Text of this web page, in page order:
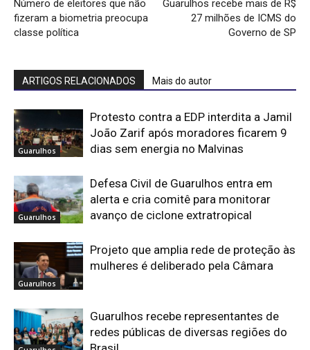
Número de eleitores que não
fizeram a biometria preocupa
classe política
Guarulhos recebe mais de R$
27 milhões de ICMS do
Governo de SP
ARTIGOS RELACIONADOS Mais do autor
Guarulhos
Protesto contra a EDP interdita a Jamil
João Zarif após moradores ficarem 9
dias sem energia no Malvinas
Guarulhos
Defesa Civil de Guarulhos entra em
alerta e cria comitê para monitorar
avanço de ciclone extratropical
Guarulhos
Projeto que amplia rede de proteção às
mulheres é deliberado pela Câmara
Guarulhos recebe representantes de
redes públicas de diversas regiões do